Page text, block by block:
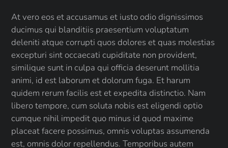
At vero eos et accusamus et iusto odio dignissimos
ducimus qui blanditiis praesentium voluptatum
deleniti atque corrupti quos dolores et quas molestias
excepturi sint occaecati cupiditate non provident,
similique sunt in culpa qui officia deserunt mollitia
animi, id est laborum et dolorum fuga. Et harum
quidem rerum facilis est et expedita distinctio. Nam
libero tempore, cum soluta nobis est eligendi optio
cumque nihil impedit quo minus id quod maxime
placeat facere possimus, omnis voluptas assumenda
est, omnis dolor repellendus. Temporibus autem